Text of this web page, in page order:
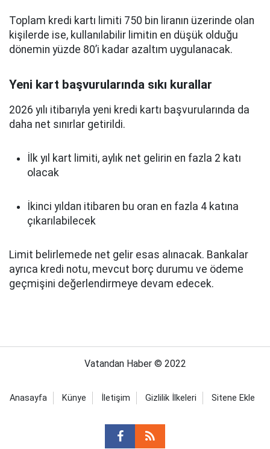
Toplam kredi kartı limiti 750 bin liranın üzerinde olan
kişilerde ise, kullanılabilir limitin en düşük olduğu
dönemin yüzde 80’i kadar azaltım uygulanacak.
Yeni kart başvurularında sıkı kurallar
2026 yılı itibarıyla yeni kredi kartı başvurularında da
daha net sınırlar getirildi.
İlk yıl kart limiti, aylık net gelirin en fazla 2 katı
olacak
İkinci yıldan itibaren bu oran en fazla 4 katına
çıkarılabilecek
Limit belirlemede net gelir esas alınacak. Bankalar
ayrıca kredi notu, mevcut borç durumu ve ödeme
geçmişini değerlendirmeye devam edecek.
Vatandan Haber © 2022
Anasayfa Künye İletişim Gizlilik İlkeleri Sitene Ekle